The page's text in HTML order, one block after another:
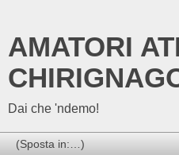
AMATORI
Dai che 'ndemo!